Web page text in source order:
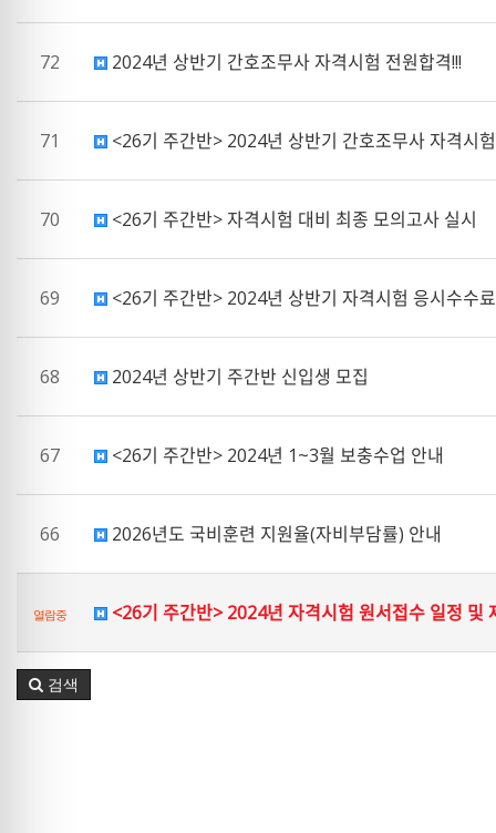
72 2024년 상반기 간호조무사 자격시험 전원합격!!!
71 <26기 주간반> 2024년 상반기 간호조무사 자격시
70 <26기 주간반> 자격시험 대비 최종 모의고사 실시
69 <26기 주간반> 2024년 상반기 자격시험 응시수수
68 2024년 상반기 주간반 신입생 모집
67 <26기 주간반> 2024년 1~3월 보충수업 안내
66 2026년도 국비훈련 지원율(자비부담률) 안내
열람중 <26기 주간반> 2024년 자격시험 원서접수 일정 및
검색